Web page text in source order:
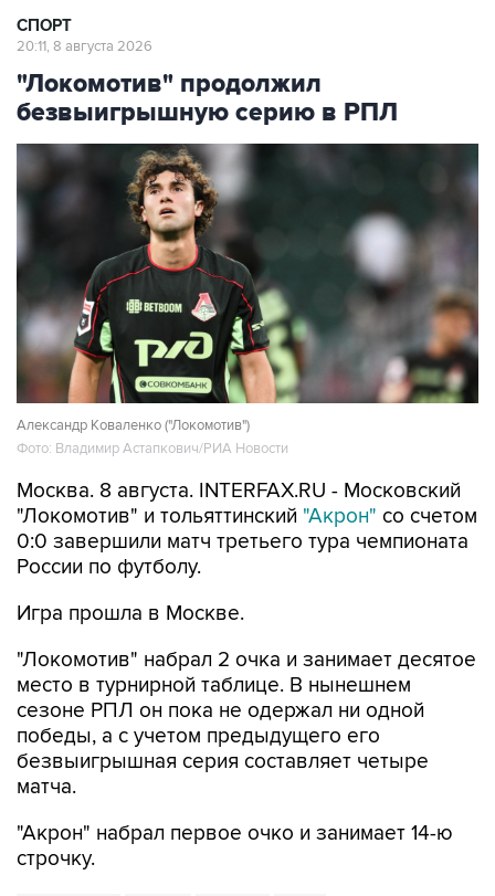
СПОРТ
20:11, 8 августа 2026
"Локомотив" продолжил
безвыигрышную серию в РПЛ
Александр Коваленко ("Локомотив")
Фото: Владимир Астапкович/РИА Новости
Москва. 8 августа. INTERFAX.RU - Московский
"Локомотив" и тольяттинский "Акрон" со счетом
0:0 завершили матч третьего тура чемпионата
России по футболу.
Игра прошла в Москве.
"Локомотив" набрал 2 очка и занимает десятое
место в турнирной таблице. В нынешнем
сезоне РПЛ он пока не одержал ни одной
победы, а с учетом предыдущего его
безвыигрышная серия составляет четыре
матча.
"Акрон" набрал первое очко и занимает 14-ю
строчку.